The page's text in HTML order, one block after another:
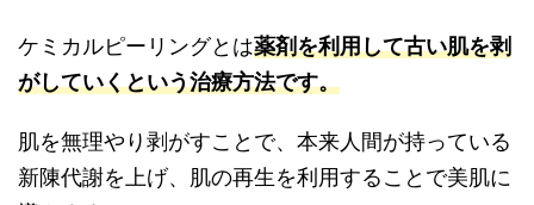
ケミカルピーリングとは薬剤を利用して古い肌を剥
がしていくという治療方法です。
肌を無理やり剥がすことで、本来人間が持っている
新陳代謝を上げ、肌の再生を利用することで美肌に